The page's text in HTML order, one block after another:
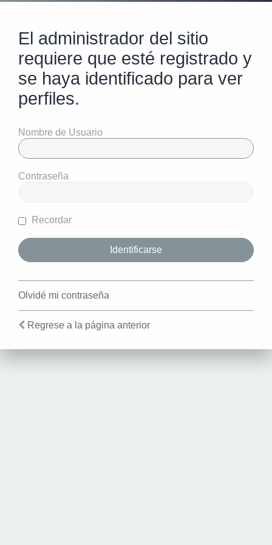
El administrador del sitio
requiere que esté registrado y
se haya identificado para ver
perfiles.
Nombre de Usuario
Contraseña
Recordar
Olvidé mi contraseña
Regrese a la página anterior